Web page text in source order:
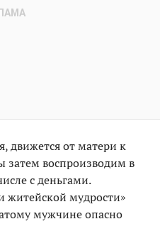
движется от матери к
затем воспроизводим в
с деньгами.
житейской мудрости»
мужчине опасно